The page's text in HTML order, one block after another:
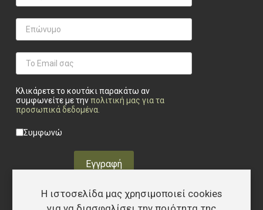
Κλικάρετε το κουτάκι παρακάτω αν
συμφωνείτε με τηνπολιτική μας για τα
προσωπικά δεδομένα.
Privacy checkbox
Συμφωνώ
Εγγραφή
Η ιστοσελίδα μας χρησιμοποιεί cookies